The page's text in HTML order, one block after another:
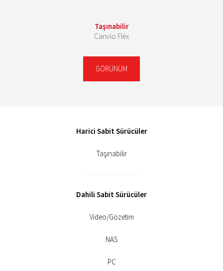
Taşınabilir
Canvio Flex
GÖRÜNÜM
Harici Sabit Sürücüler
Taşınabilir
Dahili Sabit Sürücüler
Video/Gözetim
NAS
PC